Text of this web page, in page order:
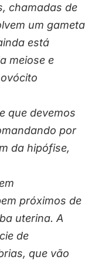
chamadas de
um gameta
está
meiose e
que devemos
por
da hipófise,
próximos de
uterina. A
de
que vão